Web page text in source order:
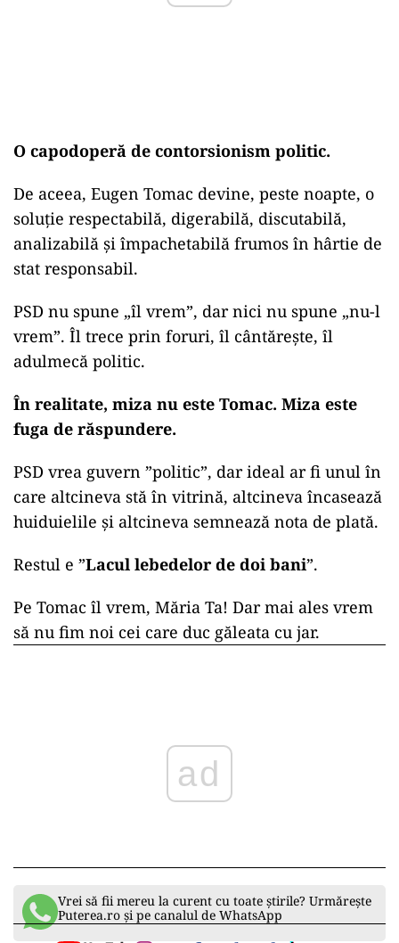
O capodoperă de contorsionism politic.
De aceea, Eugen Tomac devine, peste noapte, o
soluție respectabilă, digerabilă, discutabilă,
analizabilă și împachetabilă frumos în hârtie de
stat responsabil.
PSD nu spune „îl vrem”, dar nici nu spune „nu-l
vrem”. Îl trece prin foruri, îl cântărește, îl
adulmecă politic.
În realitate, miza nu este Tomac. Miza este
fuga de răspundere.
PSD vrea guvern ”politic”, dar ideal ar fi unul în
care altcineva stă în vitrină, altcineva încasează
huiduielile și altcineva semnează nota de plată.
Restul e ”Lacul lebedelor de doi bani”.
Pe Tomac îl vrem, Măria Ta! Dar mai ales vrem
să nu fim noi cei care duc găleata cu jar.
ad
Vrei să fii mereu la curent cu toate știrile? Urmărește
Puterea.ro și pe canalul de WhatsApp